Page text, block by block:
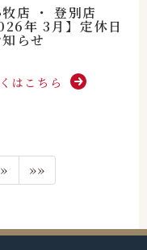
店 ・ 登別店
年 3月】定休日
らせ
はこちら
» »»